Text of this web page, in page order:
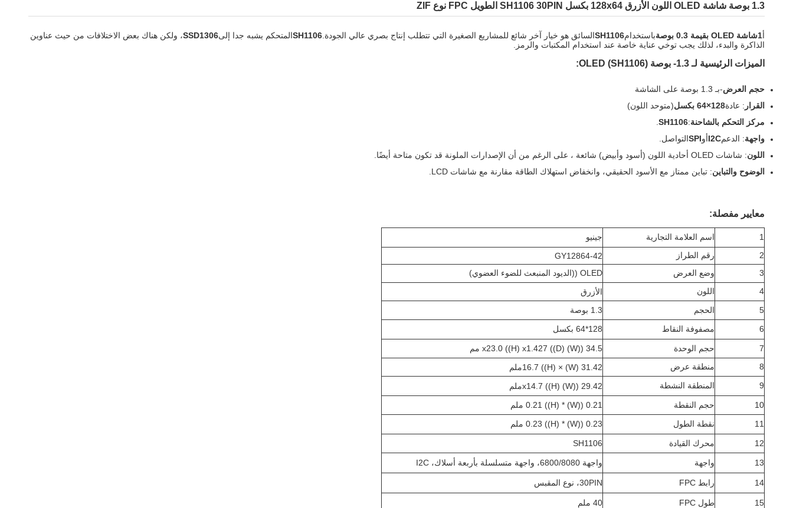
1.3 بوصة شاشة OLED اللون الأزرق 128x64 بكسل SH1106 30PIN الطويل FPC نوع ZIF
أ1شاشة OLED بقيمة 0.3 بوصة باستخدامSH1106السائق هو خيار آخر شائع للمشاريع الصغيرة التي تتطلب إنتاج بصري عالي الجودة. SH1106المتحكم يشبه جدا إلىSSD1306، ولكن هناك بعض الاختلافات من حيث عناوين
الذاكرة والبدء، لذلك يجب توخي عناية خاصة عند استخدام المكتبات والرمز.
الميزات الرئيسية لـ 1.3- بوصة OLED (SH1106):
حجم العرض-بـ 1.3 بوصة على الشاشة
القرار : عادة128×64 بكسل
(متوحد اللون)
مركز التحكم بالشاحنة:
SH1106
واجهة: الدعمI2CأوSPIالتواصل.
اللون: شاشات OLED أحادية اللون (أسود وأبيض) شائعة ، على الرغم من أن الإصدارات الملونة قد تكون متاحة أيضًا.
الوضوح والتباين: تباين ممتاز مع الأسود الحقيقي، وانخفاض استهلاك الطاقة مقارنة مع شاشات LCD.
معايير مفصلة:
1 اسم العلامة التجارية
جينيو
2
رقم الطراز
GY12864-42
3
وضع العرض
OLED ((الديود المنبعث للضوء العضوي)
4
اللون
الأزرق
5
الحجم
1.3 بوصة
6
مصفوفة النقاط 128*64 بكسل
7 حجم الوحدة
34.5 ((W) x23.0 ((H) x1.427 ((D) مم
8
منطقة عرض 31.42 (W) × 16.7 ((H)
ملم
9
المنطقة النشطة 29.42 ((W) x14.7 ((H)
ملم
10
حجم النقطة
0.21 ((W) * 0.21 ((H) ملم
11
نقطة الطول 0.23 ((W) * 0.23 ((H) ملم
12 محرك القيادة SH1106
13 واجهة واجهة 6800/8080، واجهة متسلسلة بأربعة أسلاك، I2C
14 رابط FPC 30PIN، نوع المقبس
15 طول FPC 40 ملم